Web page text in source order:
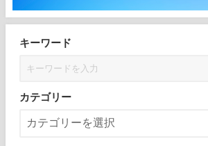
キーワード
カテゴリー